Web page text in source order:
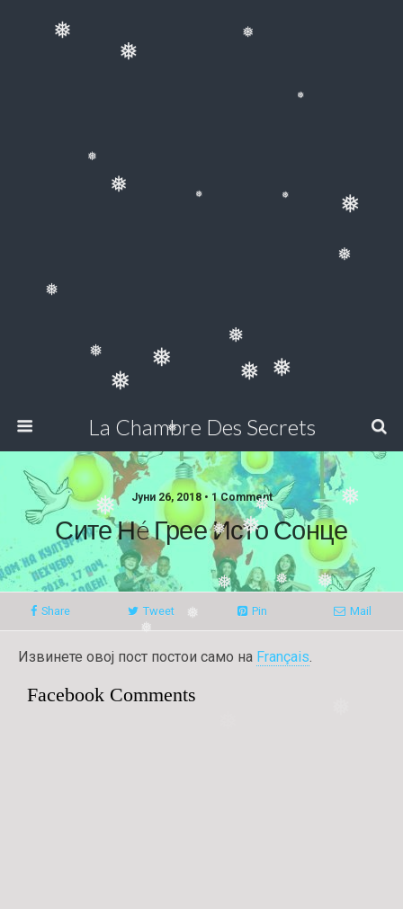
❅
❅
❅
❅
❅
❅
❅
❅
❅
❅
❅
❅
❅
❅
❅
❅
❅
❅
❅
❅
❅
❅
❅
❅
La Chambre Des Secrets
Јуни 26, 2018 • 1 Comment
Сите Нé Грее Исто Сонце
Share Tweet Pin Mail
Извинете овој пост постои само на Français.
Facebook Comments